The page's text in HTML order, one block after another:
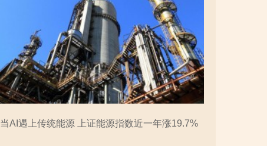
当AI遇上传统能源 上证能源指数近一年涨19.7%